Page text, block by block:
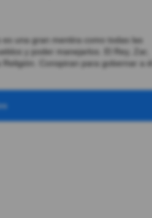
una gran mentira como todas las
y poder manejarlos. El Rey, Zar,
Conspiran para gobernar a él